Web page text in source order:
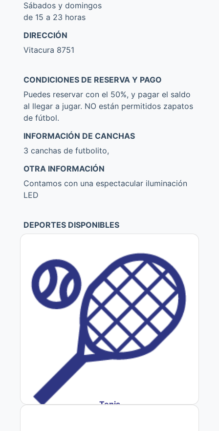
Sábados y domingos
de 15 a 23 horas
DIRECCIÓN
Vitacura 8751
CONDICIONES DE RESERVA Y PAGO
Puedes reservar con el 50%, y pagar el saldo
al llegar a jugar. NO están permitidos zapatos
de fútbol.
INFORMACIÓN DE CANCHAS
3 canchas de futbolito,
OTRA INFORMACIÓN
Contamos con una espectacular iluminación
LED
DEPORTES DISPONIBLES
Tenis